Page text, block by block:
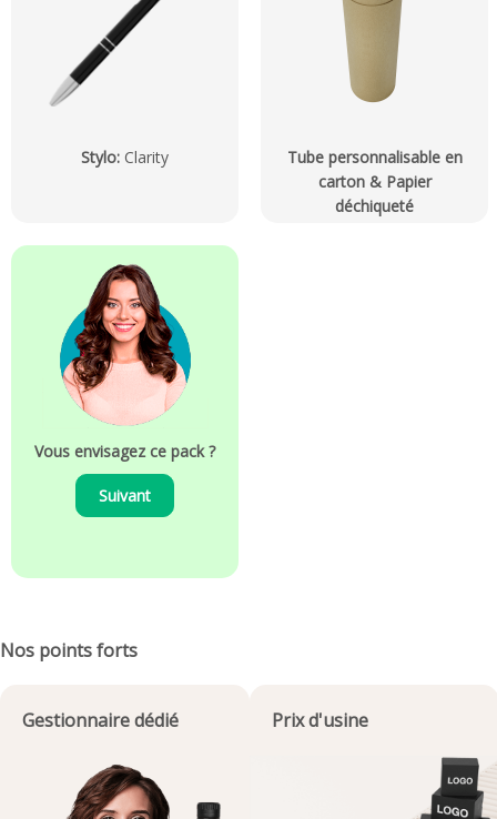
Stylo: Clarity
Tube personnalisable en
carton & Papier
déchiqueté
Vous envisagez ce pack ?
Suivant
Nos points forts
Gestionnaire dédié Prix d'usine